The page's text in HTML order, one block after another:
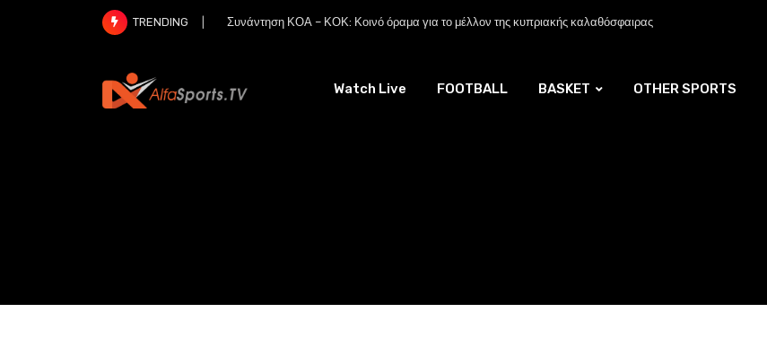
TRENDING Συνάντηση ΚΟΑ – ΚΟΚ: Κοινό όραμα για το μέλλον της κυπριακής καλαθόσφαιρας
Watch Live FOOTBALL BASKET OTHER SPORTS